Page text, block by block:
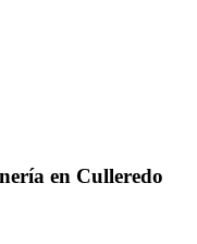
en Culleredo